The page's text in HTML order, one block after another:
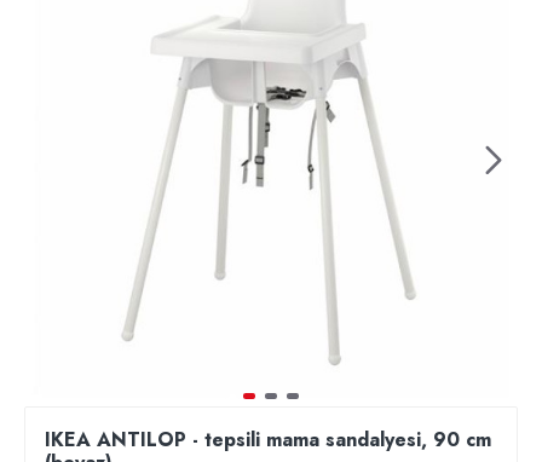
IKEA ANTILOP - tepsili mama sandalyesi, 90 cm